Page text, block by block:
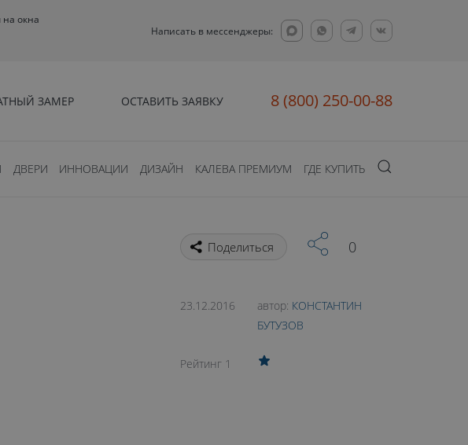
окна
Написать в мессенджеры:
ЗАМЕР ОСТАВИТЬ ЗАЯВКУ 8 (800) 250-00-88
ДВЕРИ ИННОВАЦИИ ДИЗАЙН КАЛЕВА ПРЕМИУМ ГДЕ КУПИТЬ
Поделиться 0
23.12.2016 автор: КОНСТАНТИН
БУТУЗОВ
Рейтинг 1